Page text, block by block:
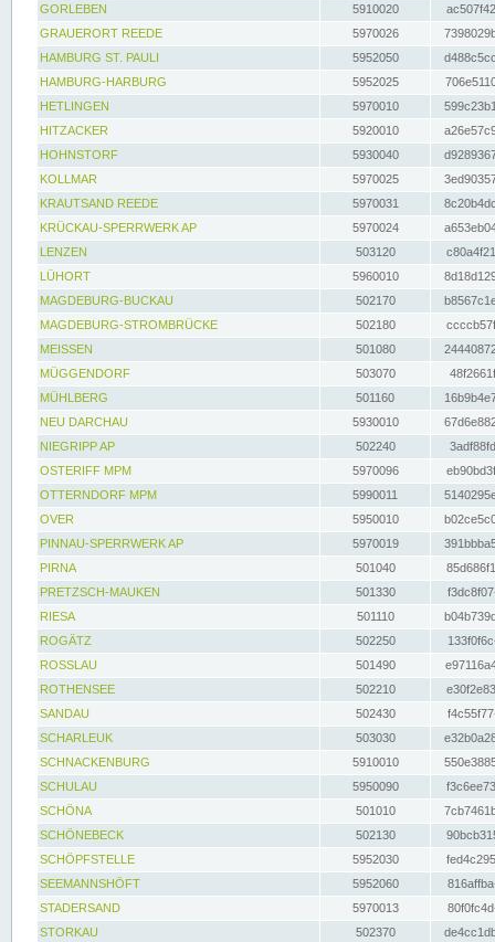
GORLEBEN
5910020
GRAUERORT REEDE
5970026
HAMBURG ST. PAULI
5952050
HAMBURG-HARBURG
5952025
HETLINGEN
5970010
HITZACKER
5920010
HOHNSTORF
5930040
KOLLMAR
5970025
KRAUTSAND REEDE
5970031
KRÜCKAU-SPERRWERK AP
5970024
LENZEN
503120
LÜHORT
5960010
MAGDEBURG-BUCKAU
502170
MAGDEBURG-STROMBRÜCKE
502180
MEISSEN
501080
MÜGGENDORF
503070
MÜHLBERG
501160
NEU DARCHAU
5930010
NIEGRIPP AP
502240
OSTERIFF MPM
5970096
OTTERNDORF MPM
5990011
OVER
5950010
PINNAU-SPERRWERK AP
5970019
PIRNA
501040
PRETZSCH-MAUKEN
501330
RIESA
501110
ROGÄTZ
502250
ROSSLAU
501490
ROTHENSEE
502210
SANDAU
502430
SCHARLEUK
503030
SCHNACKENBURG
5910010
SCHULAU
5950090
SCHÖNA
501010
SCHÖNEBECK
502130
SCHÖPFSTELLE
5952030
SEEMANNSHÖFT
5952060
STADERSAND
5970013
STORKAU
502370